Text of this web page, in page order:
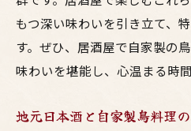
もつ深い味わいを引き立て、
す。ぜひ、居酒屋で自家製の
味わいを堪能し、心温まる時
地元日本酒と自家製鳥料理